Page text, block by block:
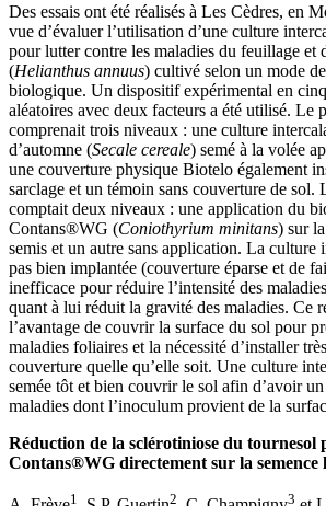
Des essais ont été réalisés à Les Cèdres, en
vue d’évaluer l’utilisation d’une culture
pour lutter contre les maladies du feuillage et
(Helianthus annuus) cultivé selon un mode
biologique. Un dispositif expérimental en
aléatoires avec deux facteurs a été utilisé. Le
comprenait trois niveaux : une culture
d’automne (Secale cereale) semé à la volée
une couverture physique Biotelo également
sarclage et un témoin sans couverture de sol.
comptait deux niveaux : une application du
Contans®WG (Coniothyrium minitans) sur
semis et un autre sans application. La culture
pas bien implantée (couverture éparse et de
inefficace pour réduire l’intensité des
quant à lui réduit la gravité des maladies. Ce
l’avantage de couvrir la surface du sol pour
maladies foliaires et la nécessité d’installer
couverture quelle qu’elle soit. Une culture
semée tôt et bien couvrir le sol afin d’avoir
maladies dont l’inoculum provient de la
Réduction de la sclérotiniose du tournesol
Contans®WG directement sur la semence
1 2 3